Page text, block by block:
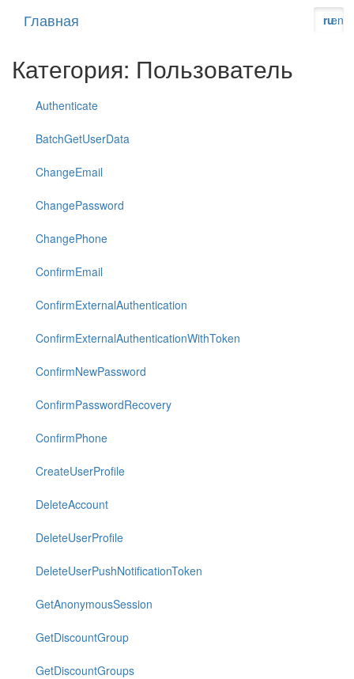
Главная en
ru
Категория: Пользователь
Authenticate
BatchGetUserData
ChangeEmail
ChangePassword
ChangePhone
ConfirmEmail
ConfirmExternalAuthentication
ConfirmExternalAuthenticationWithToken
ConfirmNewPassword
ConfirmPasswordRecovery
ConfirmPhone
CreateUserProfile
DeleteAccount
DeleteUserProfile
DeleteUserPushNotificationToken
GetAnonymousSession
GetDiscountGroup
GetDiscountGroups